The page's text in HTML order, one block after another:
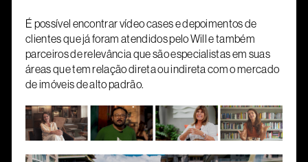
É possível encontrar vídeo cases e depoimentos de
clientes que já foram atendidos pelo Will e também
parceiros de relevância que são especialistas em suas
áreas que tem relação direta ou indireta com o mercado
de imóveis de alto padrão.